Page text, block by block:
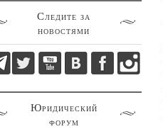
Следите за
новостями
Юридический
форум